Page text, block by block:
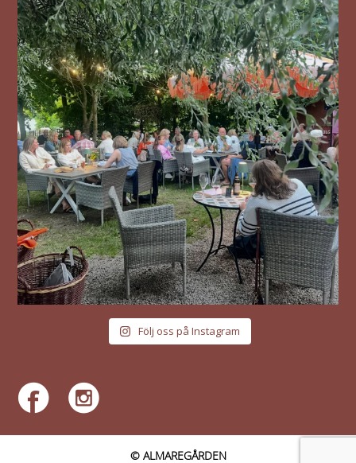
Följ oss på Instagram
© ALMAREGÅRDEN